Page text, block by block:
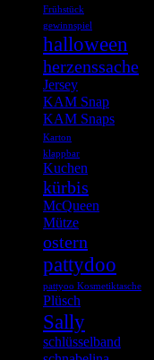
Frühstück
gewinnspiel
halloween
herzenssache
Jersey
KAM Snap
KAM Snaps
Karton
klappbar
Kuchen
kürbis
McQueen
Mütze
ostern
pattydoo
pattyoo Kosmetiktasche
Plüsch
Sally
schlüsselband